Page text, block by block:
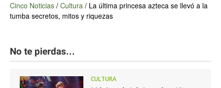
Cinco Noticias / Cultura / La última princesa azteca se llevó a la
tumba secretos, mitos y riquezas
No te pierdas...
CULTURA